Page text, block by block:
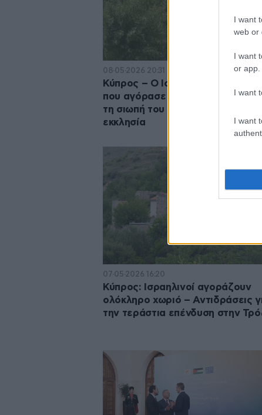
I want
web or
I want
or app.
I want
I want
08·05·2026 20:31
Κύπρος – Ο Ισραηλινός επενδυτής
που αγόρασε ολόκληρο χωριό
τη σιωπή του – Τι είπε για την
εκκλησία
07·05·2026 16:20
Κύπρος: Ισραηλινοί αγοράζουν
ολόκληρο χωριό – Αντιδράσεις
την τεράστια επένδυση στην